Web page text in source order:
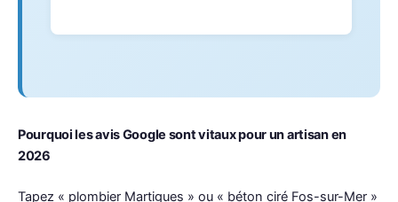
Pourquoi les avis Google sont vitaux pour un artisan en
2026
Tapez « plombier Martigues » ou « béton ciré Fos-sur-Mer »